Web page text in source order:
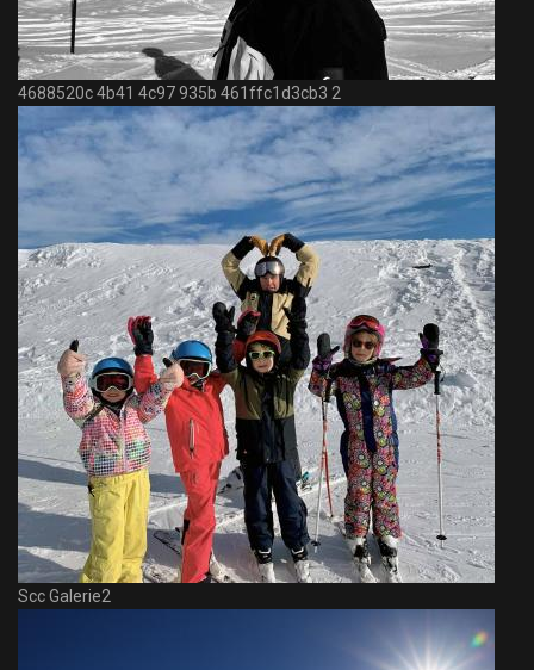
4688520c 4b41 4c97 935b 461ffc1d3cb3 2
Scc Galerie2